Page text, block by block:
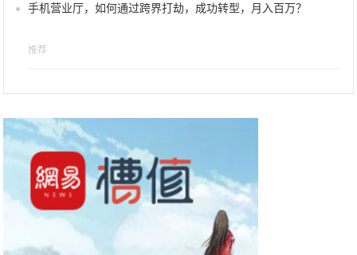
手机营业厅，如何通过跨界打劫，成功转型，月入百万？
推荐